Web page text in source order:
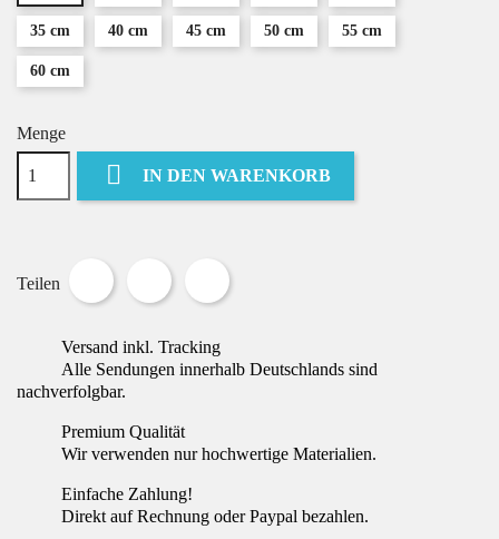
35 cm 40 cm 45 cm 50 cm 55 cm
60 cm
Menge
 IN DEN WARENKORB
Teilen
Versand inkl. Tracking
Alle Sendungen innerhalb Deutschlands sind
nachverfolgbar.
Premium Qualität
Wir verwenden nur hochwertige Materialien.
Einfache Zahlung!
Direkt auf Rechnung oder Paypal bezahlen.